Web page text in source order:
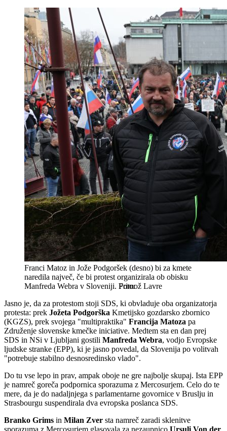
Franci Matoz in Jože Podgoršek (desno) bi za kmete
naredila največ, če bi protest organizirala ob obisku
Manfreda Webra v Sloveniji. Primož Lavre
Jasno je, da za protestom stoji SDS, ki obvladuje oba organizatorja
protesta: prek Jožeta Podgorška Kmetijsko gozdarsko zbornico
(KGZS), prek svojega "multipraktika" Francija Matoza pa
Združenje slovenske kmečke iniciative. Medtem sta en dan prej
SDS in NSi v Ljubljani gostili Manfreda Webra, vodjo Evropske
ljudske stranke (EPP), ki je jasno povedal, da Slovenija po volitvah
"potrebuje stabilno desnosredinsko vlado".
Do tu vse lepo in prav, ampak oboje ne gre najbolje skupaj. Ista EPP
je namreč goreča podpornica sporazuma z Mercosurjem. Celo do te
mere, da je do nadaljnjega s parlamentarne govornice v Bruslju in
Strasbourgu suspendirala dva evropska poslanca SDS.
Branko Grims in Milan Zver sta namreč zaradi sklenitve
sporazuma z Mercosurjem glasovala za nezaupnico Ursuli Von der